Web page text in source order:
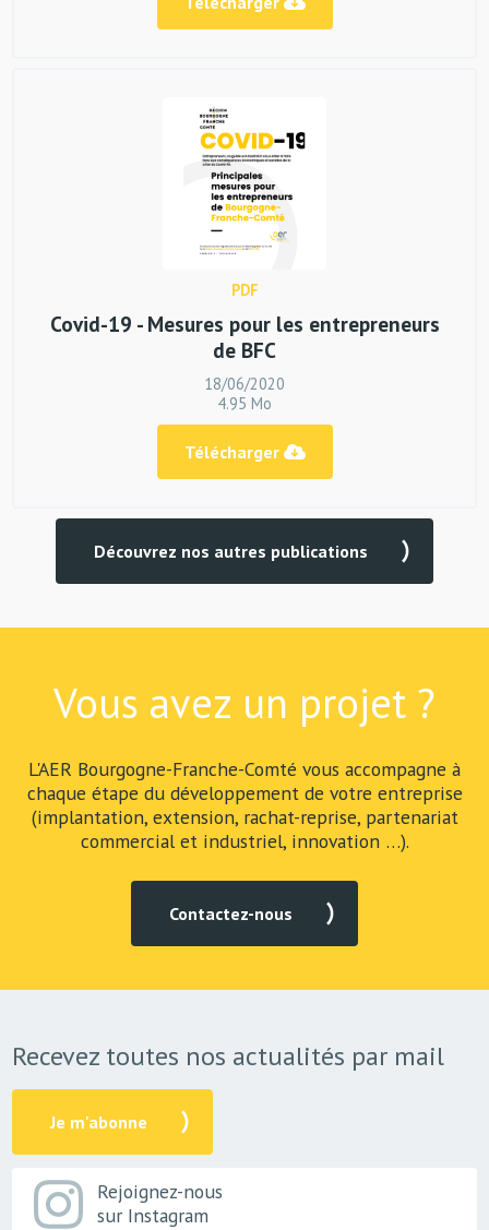
PDF
Covid-19 - Mesures pour les entrepreneurs
de BFC
18/06/2020
4.95 Mo
Télécharger
Découvrez nos autres publications
Vous avez un projet ?
L'AER Bourgogne-Franche-Comté vous accompagne à
chaque étape du développement de votre entreprise
(implantation, extension, rachat-reprise, partenariat
commercial et industriel, innovation …).
Contactez-nous
Recevez toutes nos actualités par mail
Je m'abonne
Rejoignez-nous
sur Instagram